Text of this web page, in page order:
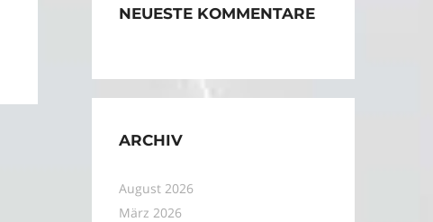
NEUESTE KOMMENTARE
ARCHIV
August 2026
März 2026